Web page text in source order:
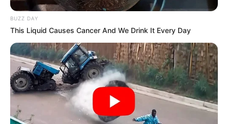
ΤΑΥΤΟΤΗΤΑ ΚΑΙ ΕΠΙΚΟΙΝΩΝΙΑ ΟΡΟΙ ΧΡΗΣΗΣ
BUZZ DAY
This Liquid Causes Cancer And We Drink It Every Day